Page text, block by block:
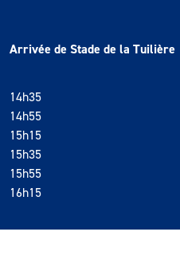
Arrivée de Stade de la Tuilière
14h35
14h55
15h15
15h35
15h55
16h15